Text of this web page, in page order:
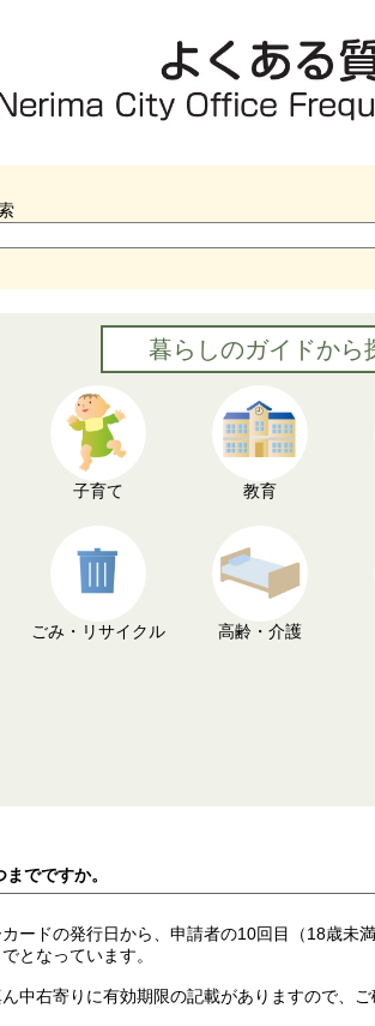
暮らしのガイドから
子育て 教育
ごみ・リサイクル 高齢・介護
でですか。
ードの発行日から、申請者の10回目（18歳
となっています。
中右寄りに有効期限の記載がありますので、ご